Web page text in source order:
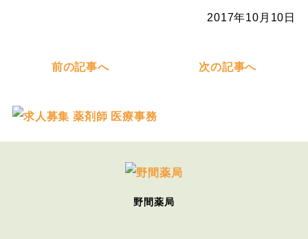
2017年10月10日
前の記事へ 次の記事へ
野間薬局